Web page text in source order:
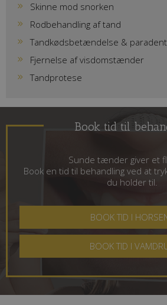
Skinne mod snorken
Rodbehandling af tand
Tandkødsbetændelse &
Fjernelse af visdomstænder
Tandprotese
Book tid til
Sunde tænder giver et
Book en tid til behandling ved at
du holder til.
BOOK TID I
BOOK TID I